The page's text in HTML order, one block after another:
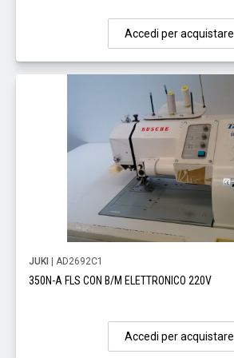
Accedi per acquistare
JUKI | AD2692C1
350N-A FLS CON B/M ELETTRONICO 220V
Accedi per acquistare